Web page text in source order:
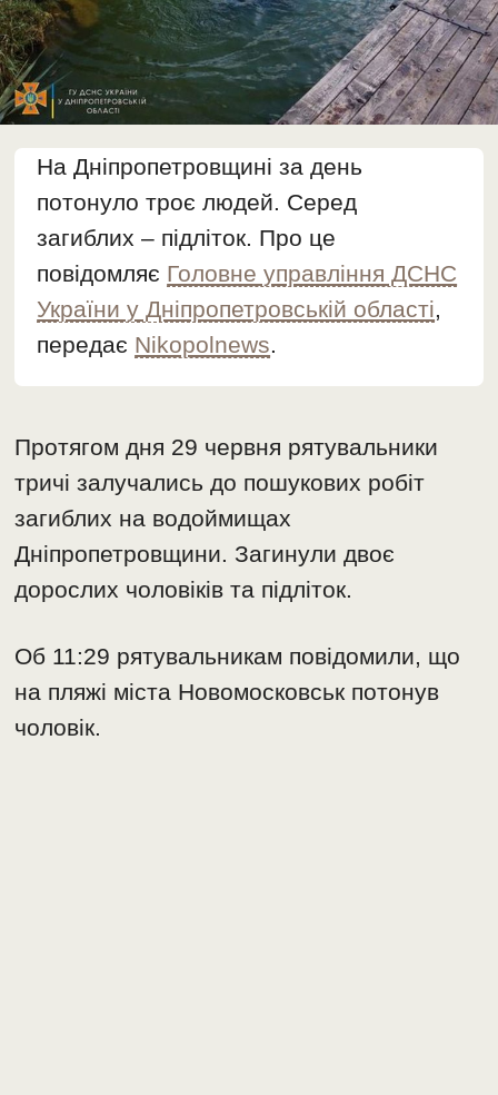
На Дніпропетровщині за день
потонуло троє людей. Серед
загиблих – підліток. Про це
повідомляє Головне управління ДСНС
України у Дніпропетровській області,
передає Nikopolnews.
Протягом дня 29 червня рятувальники
тричі залучались до пошукових робіт
загиблих на водоймищах
Дніпропетровщини. Загинули двоє
дорослих чоловіків та підліток.
Об 11:29 рятувальникам повідомили, що
на пляжі міста Новомосковськ потонув
чоловік.